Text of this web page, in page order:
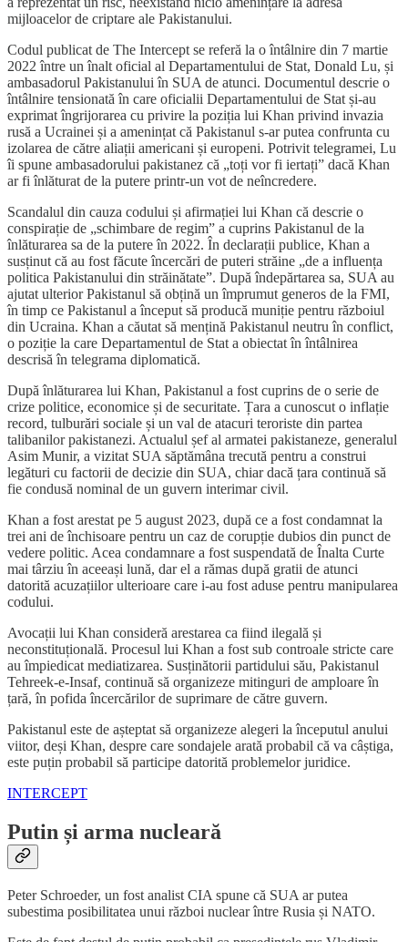
mijloacelor de criptare ale Pakistanului.
Codul publicat de The Intercept se referă la o întâlnire din 7 martie
2022 între un înalt oficial al Departamentului de Stat, Donald Lu, și
ambasadorul Pakistanului în SUA de atunci. Documentul descrie o
întâlnire tensionată în care oficialii Departamentului de Stat și-au
exprimat îngrijorarea cu privire la poziția lui Khan privind invazia
rusă a Ucrainei și a amenințat că Pakistanul s-ar putea confrunta cu
izolarea de către aliații americani și europeni. Potrivit telegramei, Lu
îi spune ambasadorului pakistanez că „toți vor fi iertați” dacă Khan
ar fi înlăturat de la putere printr-un vot de neîncredere.
Scandalul din cauza codului și afirmației lui Khan că descrie o
conspirație de „schimbare de regim” a cuprins Pakistanul de la
înlăturarea sa de la putere în 2022. În declarații publice, Khan a
susținut că au fost făcute încercări de puteri străine „de a influența
politica Pakistanului din străinătate”. După îndepărtarea sa, SUA au
ajutat ulterior Pakistanul să obțină un împrumut generos de la FMI,
în timp ce Pakistanul a început să producă muniție pentru războiul
din Ucraina. Khan a căutat să mențină Pakistanul neutru în conflict,
o poziție la care Departamentul de Stat a obiectat în întâlnirea
descrisă în telegrama diplomatică.
După înlăturarea lui Khan, Pakistanul a fost cuprins de o serie de
crize politice, economice și de securitate. Țara a cunoscut o inflație
record, tulburări sociale și un val de atacuri teroriste din partea
talibanilor pakistanezi. Actualul șef al armatei pakistaneze, generalul
Asim Munir, a vizitat SUA săptămâna trecută pentru a construi
legături cu factorii de decizie din SUA, chiar dacă țara continuă să
fie condusă nominal de un guvern interimar civil.
Khan a fost arestat pe 5 august 2023, după ce a fost condamnat la
trei ani de închisoare pentru un caz de corupție dubios din punct de
vedere politic. Acea condamnare a fost suspendată de Înalta Curte
mai târziu în aceeași lună, dar el a rămas după gratii de atunci
datorită acuzațiilor ulterioare care i-au fost aduse pentru manipularea
codului.
Avocații lui Khan consideră arestarea ca fiind ilegală și
neconstituțională. Procesul lui Khan a fost sub controale stricte care
au împiedicat mediatizarea. Susținătorii partidului său, Pakistanul
Tehreek-e-Insaf, continuă să organizeze mitinguri de amploare în
țară, în pofida încercărilor de suprimare de către guvern.
Pakistanul este de așteptat să organizeze alegeri la începutul anului
viitor, deși Khan, despre care sondajele arată probabil că va câștiga,
este puțin probabil să participe datorită problemelor juridice.
INTERCEPT
Putin și arma nucleară
Peter Schroeder, un fost analist CIA spune că SUA ar putea
subestima posibilitatea unui război nuclear între Rusia și NATO.